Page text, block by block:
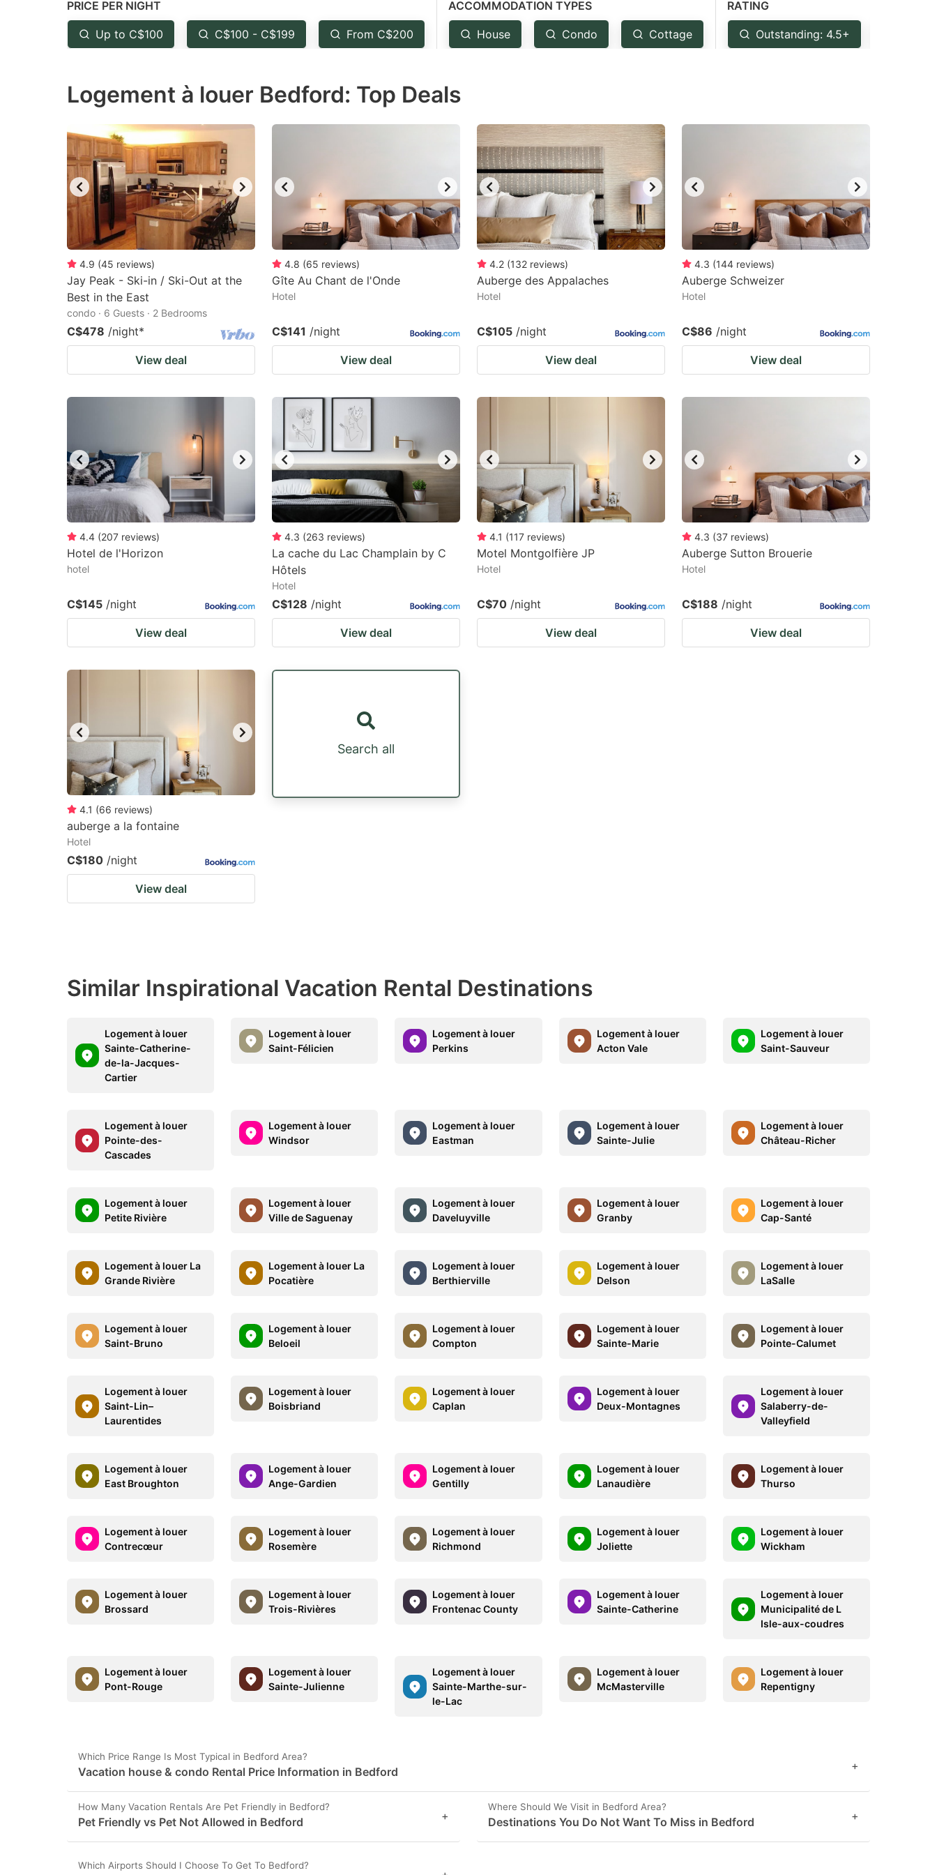
question
mark
key
get
keyboard
shortcuts
for
changing
dates.
key
get
changing
dates.
PRICE PER NIGHT
Up to C$100 C$100 - C$199 From C$200
ACCOMMODATION TYPES
House Condo Cottage
RATING
Outstanding: 4.5+
Logement à louer Bedford: Top Deals
4.9 (45 reviews)
Jay Peak - Ski-in / Ski-Out at the
Best in the East
condo · 6 Guests · 2 Bedrooms
C$478 /night*
View deal
4.8 (65 reviews)
Gîte Au Chant de l'Onde
Hotel
C$141 /night
View deal
4.2 (132 reviews)
Auberge des Appalaches
Hotel
C$105 /night
View deal
4.3 (144 reviews)
Auberge Schweizer
Hotel
C$86 /night
View deal
4.4 (207 reviews)
Hotel de l'Horizon
hotel
C$145 /night
View deal
4.3 (263 reviews)
La cache du Lac Champlain by C
Hôtels
Hotel
C$128 /night
View deal
4.1 (117 reviews)
Motel Montgolfière JP
Hotel
C$70 /night
View deal
4.3 (37 reviews)
Auberge Sutton Brouerie
Hotel
C$188 /night
View deal
4.1 (66 reviews)
auberge a la fontaine
Hotel
C$180 /night
View deal
Search all
Similar Inspirational Vacation Rental Destinations
Logement à louer
Sainte-Catherine-
de-la-Jacques-
Cartier
Logement à louer
Saint-Félicien
Logement à louer
Perkins
Logement à louer
Acton Vale
Logement à louer
Saint-Sauveur
Logement à louer
Pointe-des-
Cascades
Logement à louer
Windsor
Logement à louer
Eastman
Logement à louer
Sainte-Julie
Logement à louer
Château-Richer
Logement à louer
Petite Rivière
Logement à louer
Ville de Saguenay
Logement à louer
Daveluyville
Logement à louer
Granby
Logement à louer
Cap-Santé
Logement à louer La
Grande Rivière
Logement à louer La
Pocatière
Logement à louer
Berthierville
Logement à louer
Delson
Logement à louer
LaSalle
Logement à louer
Saint-Bruno
Logement à louer
Beloeil
Logement à louer
Compton
Logement à louer
Sainte-Marie
Logement à louer
Pointe-Calumet
Logement à louer
Saint-Lin–
Laurentides
Logement à louer
Boisbriand
Logement à louer
Caplan
Logement à louer
Deux-Montagnes
Logement à louer
Salaberry-de-
Valleyfield
Logement à louer
East Broughton
Logement à louer
Ange-Gardien
Logement à louer
Gentilly
Logement à louer
Lanaudière
Logement à louer
Thurso
Logement à louer
Contrecœur
Logement à louer
Rosemère
Logement à louer
Richmond
Logement à louer
Joliette
Logement à louer
Wickham
Logement à louer
Brossard
Logement à louer
Trois-Rivières
Logement à louer
Frontenac County
Logement à louer
Sainte-Catherine
Logement à louer
Municipalité de L
Isle-aux-coudres
Logement à louer
Pont-Rouge
Logement à louer
Sainte-Julienne
Logement à louer
Sainte-Marthe-sur-
le-Lac
Logement à louer
McMasterville
Logement à louer
Repentigny
Which Price Range Is Most Typical in Bedford Area?
Vacation house & condo Rental Price Information in Bedford +
How Many Vacation Rentals Are Pet Friendly in Bedford?
Pet Friendly vs Pet Not Allowed in Bedford +
Where Should We Visit in Bedford Area?
Destinations You Do Not Want To Miss in Bedford +
Which Airports Should I Choose To Get To Bedford?